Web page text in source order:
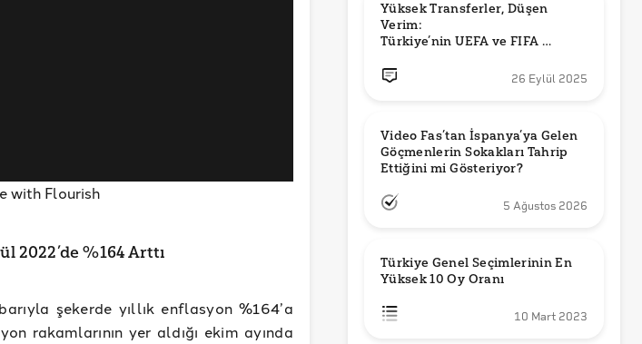
2022’de %164 Arttı
şekerde yıllık enflasyon %164’a
rakamlarının yer aldığı ekim ayında
Yüksek Transferler, Düşen
Verim:
Türkiye’nin UEFA ve FIFA
26 Eylül 2025
Video Fas’tan İspanya’ya Gelen
Göçmenlerin Sokakları Tahrip
Ettiğini mi Gösteriyor?
5 Ağustos 2026
Türkiye Genel Seçimlerinin En
Yüksek 10 Oy Oranı
10 Mart 2023